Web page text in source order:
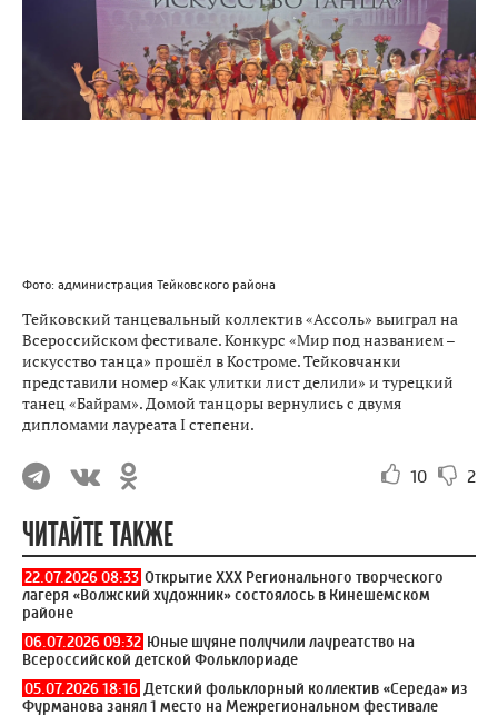
Фото: администрация Тейковского района
Тейковский танцевальный коллектив «Ассоль» выиграл на
Всероссийском фестивале. Конкурс «Мир под названием –
искусство танца» прошёл в Костроме. Тейковчанки
представили номер «Как улитки лист делили» и турецкий
танец «Байрам». Домой танцоры вернулись с двумя
дипломами лауреата I степени.
10 2
ЧИТАЙТЕ ТАКЖЕ
22.07.2026 08:33 Открытие XXX Регионального творческого
лагеря «Волжский художник» состоялось в Кинешемском
районе
06.07.2026 09:32 Юные шуяне получили лауреатство на
Всероссийской детской Фольклориаде
05.07.2026 18:16 Детский фольклорный коллектив «Середа» из
Фурманова занял 1 место на Межрегиональном фестивале